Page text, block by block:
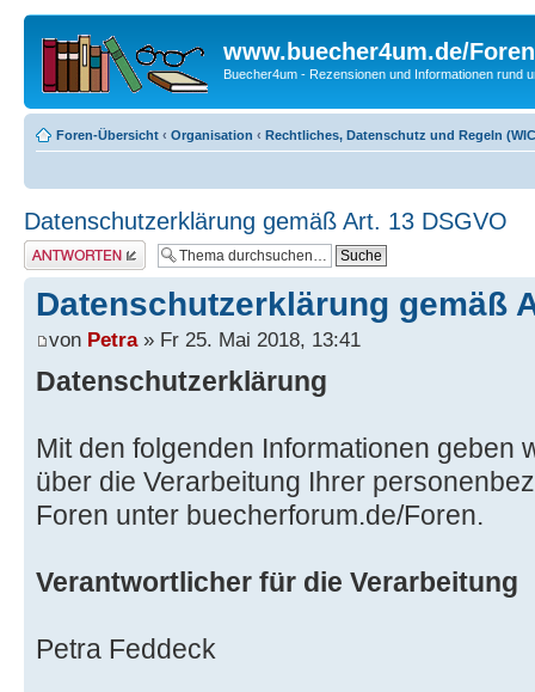
www.buecher4um.de/Foren
Buecher4um - Rezensionen und Informationen rund
Foren-Übersicht ‹ Organisation ‹ Rechtliches, Datenschutz und Regeln
Datenschutzerklärung gemäß Art. 13 DSGVO
Antwort erstellen
Datenschutzerklärung gemäß
von Petra» Fr 25. Mai 2018, 13:41
Datenschutzerklärung
Mit den folgenden Informationen geben
über die Verarbeitung Ihrer
Foren unter buecherforum.de/Foren.
Verantwortlicher für die Verarbeitung
Petra Feddeck